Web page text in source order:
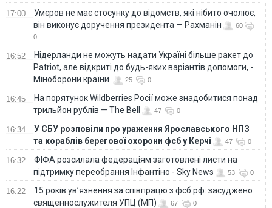
17:00
Умєров не має стосунку до відомств, які нібито очолює,
він виконує доручення президента — Рахманін
60
0
16:52
Нідерланди не можуть надати Україні більше ракет до
Patriot, але відкриті до будь-яких варіантів допомоги, -
Міноборони країни
25 0
16:45
На порятунок Wildberries Росії може знадобитися понад
трильйон рублів — The Bell
47 0
16:34
У СБУ розповіли про ураження Ярославського НПЗ
та кораблів берегової охорони фсб у Керчі
47 0
16:32
ФІФА розсилала федераціям заготовлені листи на
підтримку переобрання Інфантіно - Sky News
53 0
16:22
15 років ув’язнення за співпрацю з фсб рф: засуджено
священнослужителя УПЦ (МП)
67 0